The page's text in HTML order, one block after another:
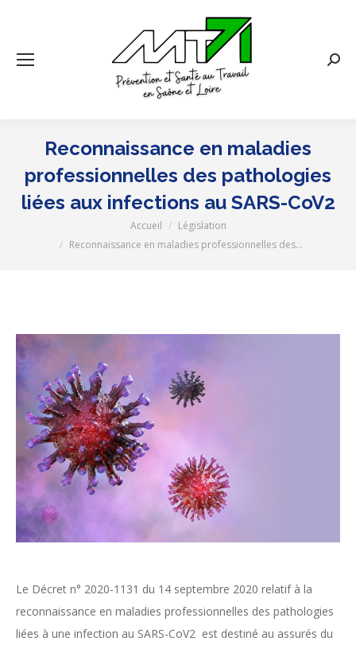
Reconnaissance en maladies
professionnelles des pathologies
liées aux infections au SARS-CoV2
Accueil
Législation
Reconnaissance en maladies professionnelles des…
Le Décret n° 2020-1131 du 14 septembre 2020 relatif à la
reconnaissance en maladies professionnelles des pathologies
liées à une infection au SARS-CoV2 est destiné au assurés du